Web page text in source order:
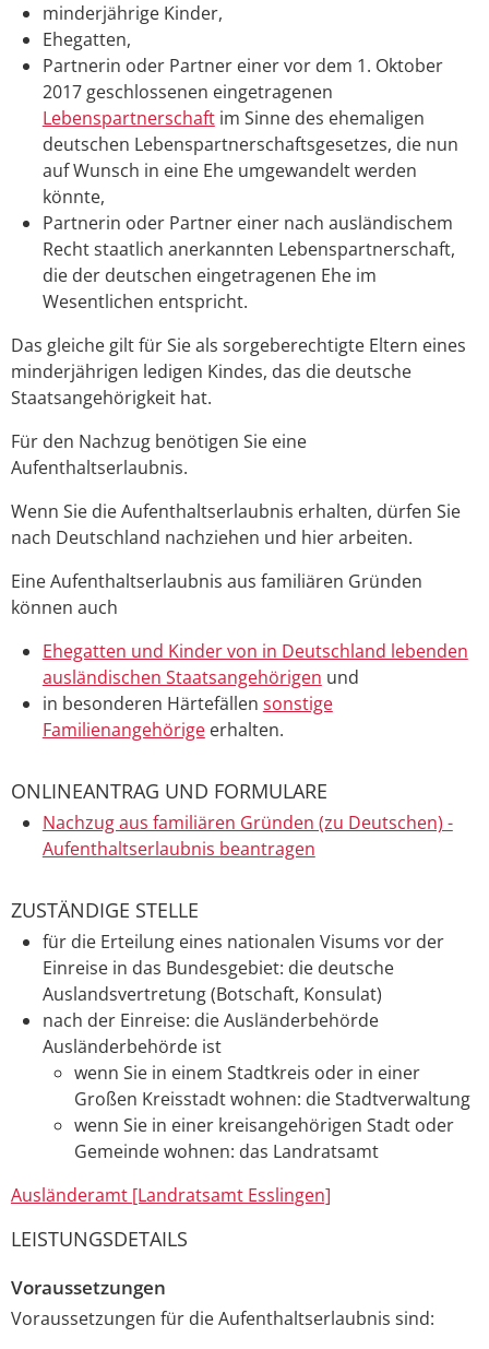
minderjährige Kinder,
Ehegatten,
Partnerin oder Partner einer vor dem 1. Oktober
2017 geschlossenen eingetragenen
Lebenspartnerschaftim Sinne des ehemaligen
deutschen Lebenspartnerschaftsgesetzes, die nun
auf Wunsch in eine Ehe umgewandelt werden
könnte,
Partnerin oder Partner einer nach ausländischem
Recht staatlich anerkannten Lebenspartnerschaft,
die der deutschen eingetragenen Ehe im
Wesentlichen entspricht.
Das gleiche gilt für Sie als sorgeberechtigte Eltern eines
minderjährigen ledigen Kindes, das die deutsche
Staatsangehörigkeit hat.
Für den Nachzug benötigen Sie eine
Aufenthaltserlaubnis.
Wenn Sie die Aufenthaltserlaubnis erhalten, dürfen Sie
nach Deutschland nachziehen und hier arbeiten.
Eine Aufenthaltserlaubnis aus familiären Gründen
können auch
Ehegatten und Kinder von in Deutschland lebenden
ausländischen Staatsangehörigen und
in besonderen Härtefällen sonstige
Familienangehörigeerhalten.
ONLINEANTRAG UND FORMULARE
Nachzug aus familiären Gründen (zu Deutschen) -
Aufenthaltserlaubnis beantragen
ZUSTÄNDIGE STELLE
für die Erteilung eines nationalen Visums vor der
Einreise in das Bundesgebiet: die deutsche
Auslandsvertretung (Botschaft, Konsulat)
nach der Einreise: die Ausländerbehörde
Ausländerbehörde ist
wenn Sie in einem Stadtkreis oder in einer
Großen Kreisstadt wohnen: die Stadtverwaltung
wenn Sie in einer kreisangehörigen Stadt oder
Gemeinde wohnen: das Landratsamt
Ausländeramt [Landratsamt Esslingen]
LEISTUNGSDETAILS
Voraussetzungen
Voraussetzungen für die Aufenthaltserlaubnis sind: